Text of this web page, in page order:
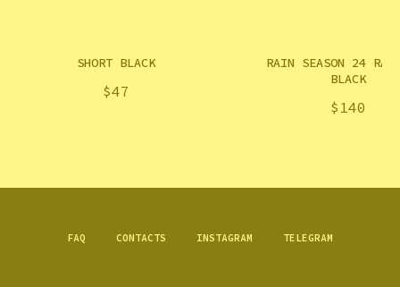
SHORT BLACK
$47
RAIN SEASON 24
BLACK
$ 140
FAQ CONTACTS INSTAGRAM TELEGRAM